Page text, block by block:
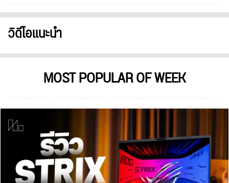
วิดีโอแนะนำ
MOST POPULAR OF WEEK